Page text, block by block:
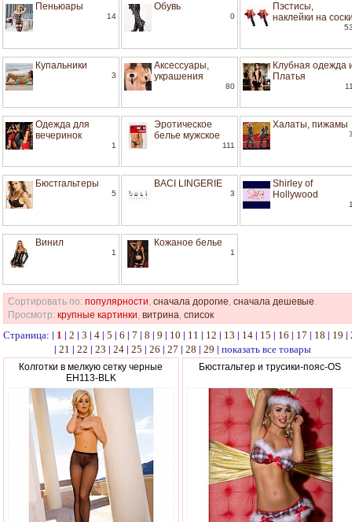
Пеньюары
14
Обувь
0
Пэстисы,
наклейки на
Купальники
3
Аксессуары,
украшения
80
Клубная одежда
Платья
Одежда для
вечеринок
1
Эротическое
белье мужское
111
Халаты, пижамы
Бюстгальтеры
5
BACI LINGERIE
3
Shirley of
Hollywood
Винил
1
Кожаное белье
1
Сортировать по: популярности, сначала дорогие, сначала дешевые.
Просмотр: крупные картинки, витрина, список
Страница: | 1 |2 |3 |4 |5 |6 |7 |8 |9 | 10 | 11 | 12 | 13 | 14 | 15 | 16 | 17 | 18 | 19 |
| 21 | 22 | 23 | 24 | 25 | 26 | 27 | 28 | 29 | показать все товары
Колготки в мелкую сетку черные
EH113-BLK
Бюстгальтер и трусики-пояс-OS